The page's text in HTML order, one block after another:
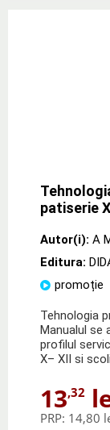
patiserie
Autor(i): A
Editura:
promoție
Tehnologia
Manualul se
profilul
X– XII si
13,32
PRP: 14,80